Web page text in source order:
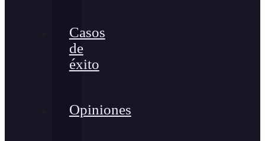
Casos
de
éxito
Opiniones